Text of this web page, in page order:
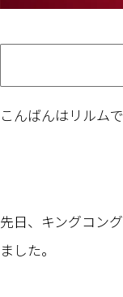
こんばんはリルムで
先日、キングコン
ました。